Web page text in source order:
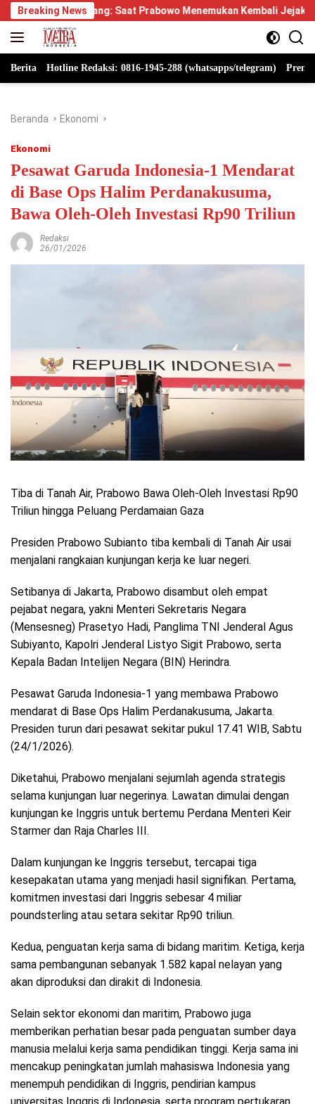
Langsung
ke
konten
Breaking News
Saat Prabowo Menemukan Kembali Jejak Sejarah IPDN
Berita Hotline Redaksi: 0816-1945-288 (whatsapps/telegram)
Beranda Ekonomi
Ekonomi
Pesawat Garuda Indonesia-1 Mendarat
di Base Ops Halim Perdanakusuma,
Bawa Oleh-Oleh Investasi Rp90 Triliun
Redaksi
26/01/2026
Tiba di Tanah Air, Prabowo Bawa Oleh-Oleh Investasi Rp90
Triliun hingga Peluang Perdamaian Gaza
Presiden Prabowo Subianto tiba kembali di Tanah Air usai
menjalani rangkaian kunjungan kerja ke luar negeri.
Setibanya di Jakarta, Prabowo disambut oleh empat
pejabat negara, yakni Menteri Sekretaris Negara
(Mensesneg) Prasetyo Hadi, Panglima TNI Jenderal Agus
Subiyanto, Kapolri Jenderal Listyo Sigit Prabowo, serta
Kepala Badan Intelijen Negara (BIN) Herindra.
Pesawat Garuda Indonesia-1 yang membawa Prabowo
mendarat di Base Ops Halim Perdanakusuma, Jakarta.
Presiden turun dari pesawat sekitar pukul 17.41 WIB, Sabtu
(24/1/2026).
Diketahui, Prabowo menjalani sejumlah agenda strategis
selama kunjungan luar negerinya. Lawatan dimulai dengan
kunjungan ke Inggris untuk bertemu Perdana Menteri Keir
Starmer dan Raja Charles III.
Dalam kunjungan ke Inggris tersebut, tercapai tiga
kesepakatan utama yang menjadi hasil signifikan. Pertama,
komitmen investasi dari Inggris sebesar 4 miliar
poundsterling atau setara sekitar Rp90 triliun.
Kedua, penguatan kerja sama di bidang maritim. Ketiga, kerja
sama pembangunan sebanyak 1.582 kapal nelayan yang
akan diproduksi dan dirakit di Indonesia.
Selain sektor ekonomi dan maritim, Prabowo juga
memberikan perhatian besar pada penguatan sumber daya
manusia melalui kerja sama pendidikan tinggi. Kerja sama ini
mencakup peningkatan jumlah mahasiswa Indonesia yang
menempuh pendidikan di Inggris, pendirian kampus
universitas Inggris di Indonesia, serta program pertukaran